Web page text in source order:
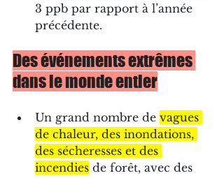
3 ppb par rapport à l’année
précédente.
Des événements extrêmes
dans le monde entier
Un grand nombre de vagues
de chaleur, des inondations,
des sécheresses et des
incendies de forêt, avec des